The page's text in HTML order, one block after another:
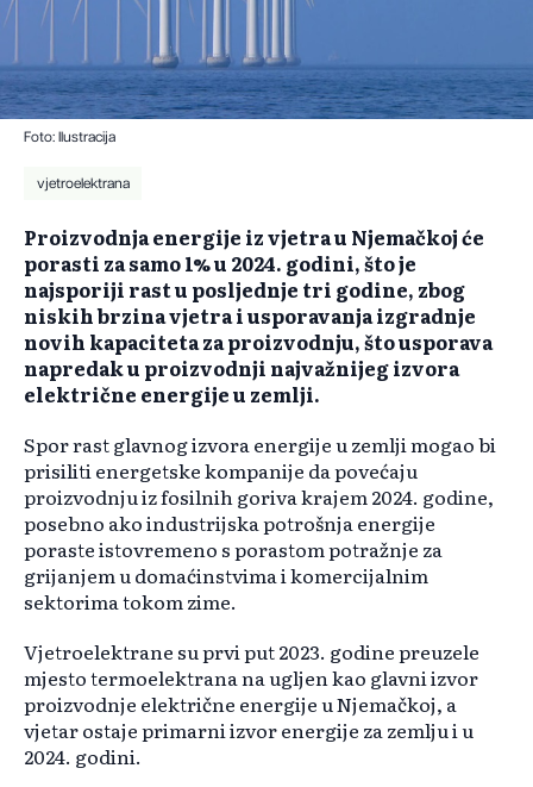
Foto: Ilustracija
vjetroelektrana
Proizvodnja energije iz vjetra u Njemačkoj će
porasti za samo 1% u 2024. godini, što je
najsporiji rast u posljednje tri godine, zbog
niskih brzina vjetra i usporavanja izgradnje
novih kapaciteta za proizvodnju, što usporava
napredak u proizvodnji najvažnijeg izvora
električne energije u zemlji.
Spor rast glavnog izvora energije u zemlji mogao bi
prisiliti energetske kompanije da povećaju
proizvodnju iz fosilnih goriva krajem 2024. godine,
posebno ako industrijska potrošnja energije
poraste istovremeno s porastom potražnje za
grijanjem u domaćinstvima i komercijalnim
sektorima tokom zime.
Vjetroelektrane su prvi put 2023. godine preuzele
mjesto termoelektrana na ugljen kao glavni izvor
proizvodnje električne energije u Njemačkoj, a
vjetar ostaje primarni izvor energije za zemlju i u
2024. godini.